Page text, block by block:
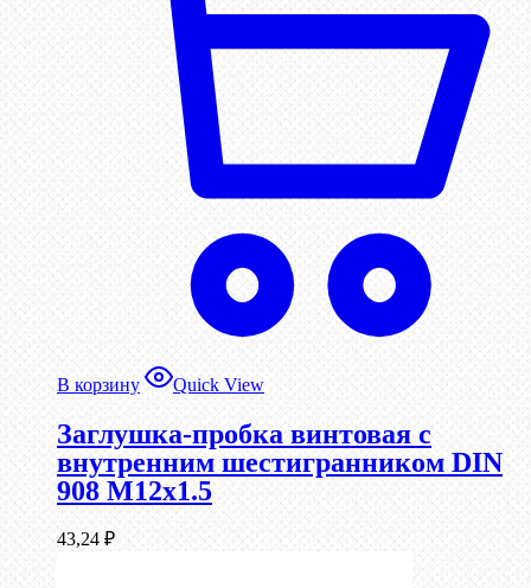
В корзину Quick View
Заглушка-пробка винтовая с
внутренним шестигранником DIN
908 М12х1.5
43,24 ₽